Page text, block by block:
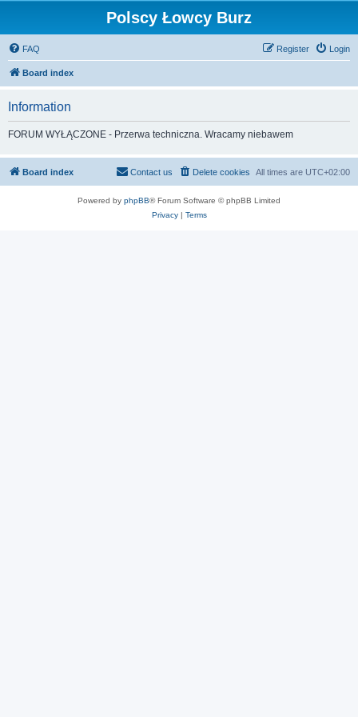
Polscy Łowcy Burz
FAQ Login
Register
Board index
Information
FORUM WYŁĄCZONE - Przerwa techniczna. Wracamy niebawem
Board index All times are UTC+02:00
Delete cookies
Contact us
Powered by phpBB® Forum Software © phpBB Limited
Privacy| Terms